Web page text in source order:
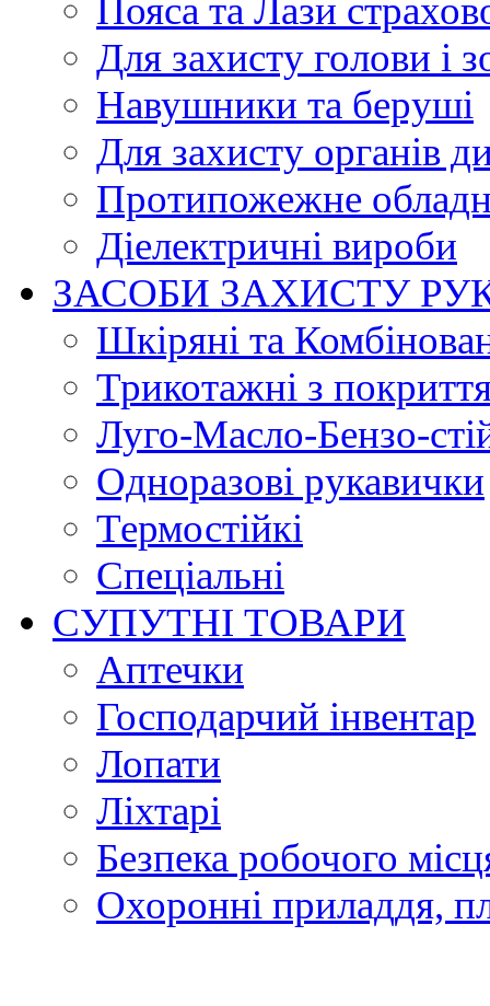
Пояса та Лази
Для захисту голови і
Навушники та беруші
Для захисту органів
Протипожежне
Діелектричні вироби
ЗАСОБИ ЗАХИСТУ
Шкіряні та
Трикотажні з
Луго-Масло-Бензо-
Одноразові рукавички
Термостійкі
Спеціальні
СУПУТНІ ТОВАРИ
Аптечки
Господарчий інвентар
Лопати
Ліхтарі
Безпека робочого
Охоронні приладдя,